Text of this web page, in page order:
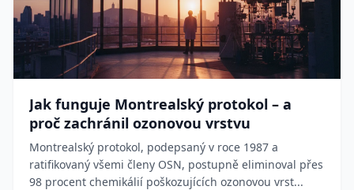
Jak funguje Montrealský protokol – a
proč zachránil ozonovou vrstvu
Montrealský protokol, podepsaný v roce 1987 a
ratifikovaný všemi členy OSN, postupně eliminoval přes
98 procent chemikálií poškozujících ozonovou vrst...